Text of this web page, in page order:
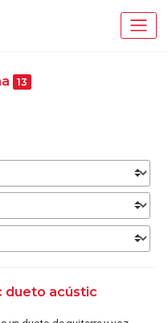
13
dueto acústic